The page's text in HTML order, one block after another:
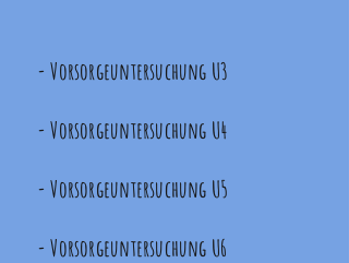
-Vorsorgeuntersuchung U3
-Vorsorgeuntersuchung U4
-Vorsorgeuntersuchung U5
-Vorsorgeuntersuchung U6